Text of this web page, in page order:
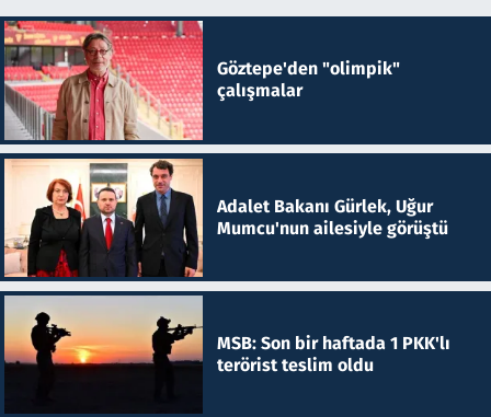
Göztepe'den "olimpik"
çalışmalar
Adalet Bakanı Gürlek, Uğur
Mumcu'nun ailesiyle görüştü
MSB: Son bir haftada 1 PKK'lı
terörist teslim oldu
Spor
Teknoloji ve Bilim
Televizyon